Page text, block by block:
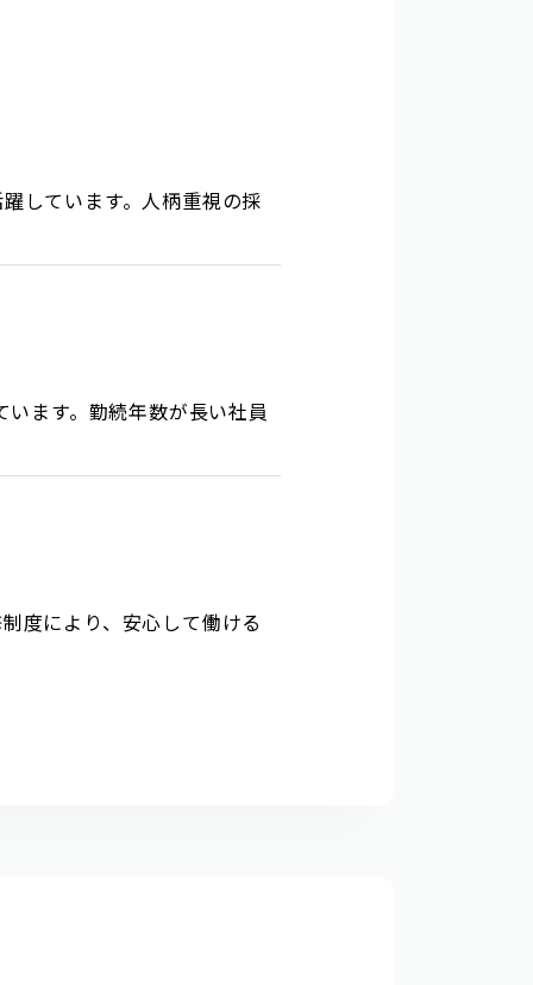
しています。人柄重視の採
ます。勤続年数が長い社員
度により、安心して働ける